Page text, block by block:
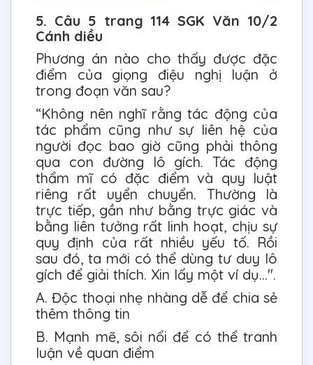
5. Câu 5 trang 114 SGK Văn 10/2
Cánh diều
Phương án nào cho thấy được đặc
điểm của giọng điệu nghị luận ở
trong đoạn văn sau?
“Không nên nghĩ rằng tác động của
tác phẩm cũng như sự liên hệ của
người đọc bao giờ cũng phải thông
qua con đường lô gích. Tác động
thẩm mĩ có đặc điểm và quy luật
riêng rất uyển chuyển. Thường là
trực tiếp, gần như bằng trực giác và
bằng liên tưởng rất linh hoạt, chịu sự
quy định của rất nhiều yếu tố. Rồi
sau đó, ta mới có thể dùng tư duy lô
gích để giải thích. Xin lấy một ví dụ...".
A. Độc thoại nhẹ nhàng dễ để chia sẻ
thêm thông tin
B. Mạnh mẽ, sôi nổi để có thể tranh
luận về quan điểm